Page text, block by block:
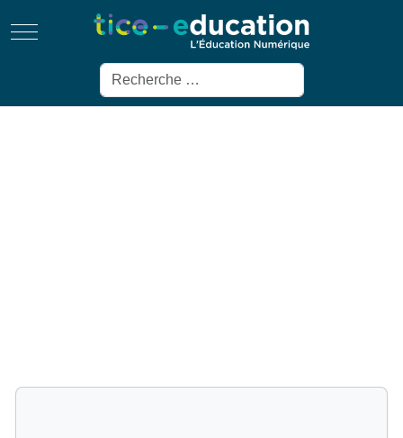
Mobile Menu Toggle
Rechercher